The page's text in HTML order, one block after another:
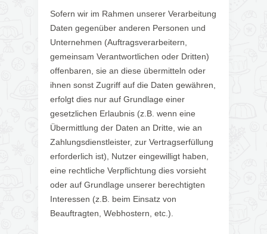
Sofern wir im Rahmen unserer Verarbeitung
Daten gegenüber anderen Personen und
Unternehmen (Auftragsverarbeitern,
gemeinsam Verantwortlichen oder Dritten)
offenbaren, sie an diese übermitteln oder
ihnen sonst Zugriff auf die Daten gewähren,
erfolgt dies nur auf Grundlage einer
gesetzlichen Erlaubnis (z.B. wenn eine
Übermittlung der Daten an Dritte, wie an
Zahlungsdienstleister, zur Vertragserfüllung
erforderlich ist), Nutzer eingewilligt haben,
eine rechtliche Verpflichtung dies vorsieht
oder auf Grundlage unserer berechtigten
Interessen (z.B. beim Einsatz von
Beauftragten, Webhostern, etc.).